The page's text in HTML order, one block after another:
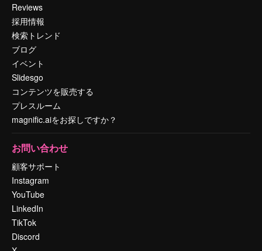
Reviews
採用情報
検索トレンド
ブログ
イベント
Slidesgo
コンテンツを販売する
プレスルーム
magnific.aiをお探しですか？
お問い合わせ
顧客サポート
Instagram
YouTube
LinkedIn
TikTok
Discord